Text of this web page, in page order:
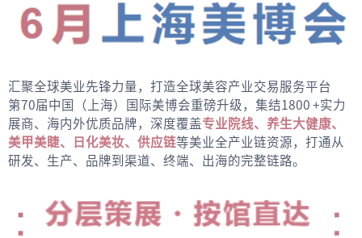
汇聚全球美业先锋力量，打造全球美容产业交易服务平台
第70届中国（上海）国际美博会重磅升级，集结1800 +实力
展商、海内外优质品牌，深度覆盖专业院线、养生大健康、
美甲美睫、日化美妆、供应链等美业全产业链资源，打通从
研发、生产、品牌到渠道、终端、出海的完整链路。